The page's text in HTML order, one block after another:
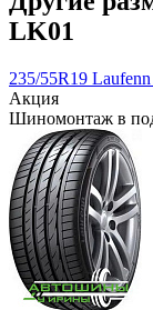
LK01
235/55R19
Акция
Шиномонтаж в